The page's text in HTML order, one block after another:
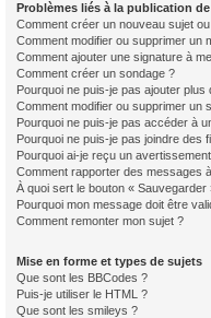
Problèmes liés à la publication
Comment créer un nouveau sujet
Comment modifier ou supprimer un
Comment ajouter une signature à
Comment créer un sondage ?
Pourquoi ne puis-je pas ajouter plus
Comment modifier ou supprimer un
Pourquoi ne puis-je pas accéder à
Pourquoi ne puis-je pas joindre des
Pourquoi ai-je reçu un
Comment rapporter des messages
À quoi sert le bouton «
Pourquoi mon message doit être
Comment remonter mon sujet ?
Mise en forme et types de sujets
Que sont les BBCodes ?
Puis-je utiliser le HTML ?
Que sont les smileys ?